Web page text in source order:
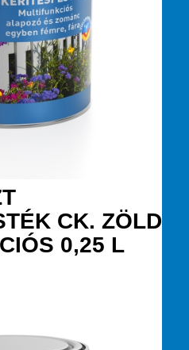
CK. ZÖLD
0,25 L